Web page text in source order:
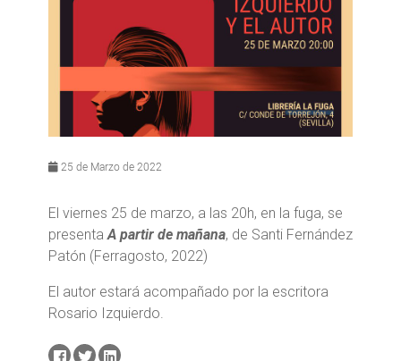
25 de Marzo de 2022
El viernes 25 de marzo, a las 20h, en la fuga, se
presentaA partir de mañana, de Santi Fernández
Patón (Ferragosto, 2022)
El autor estará acompañado por la escritora
Rosario Izquierdo.